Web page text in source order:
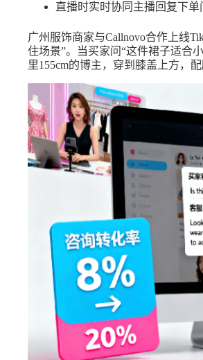
直播时实时协同主播回复下单
广州服饰商家与Callnovo合作上线
住场景”。当买家问“这件裙子适合
里155cm的博主，穿到膝盖上方，配